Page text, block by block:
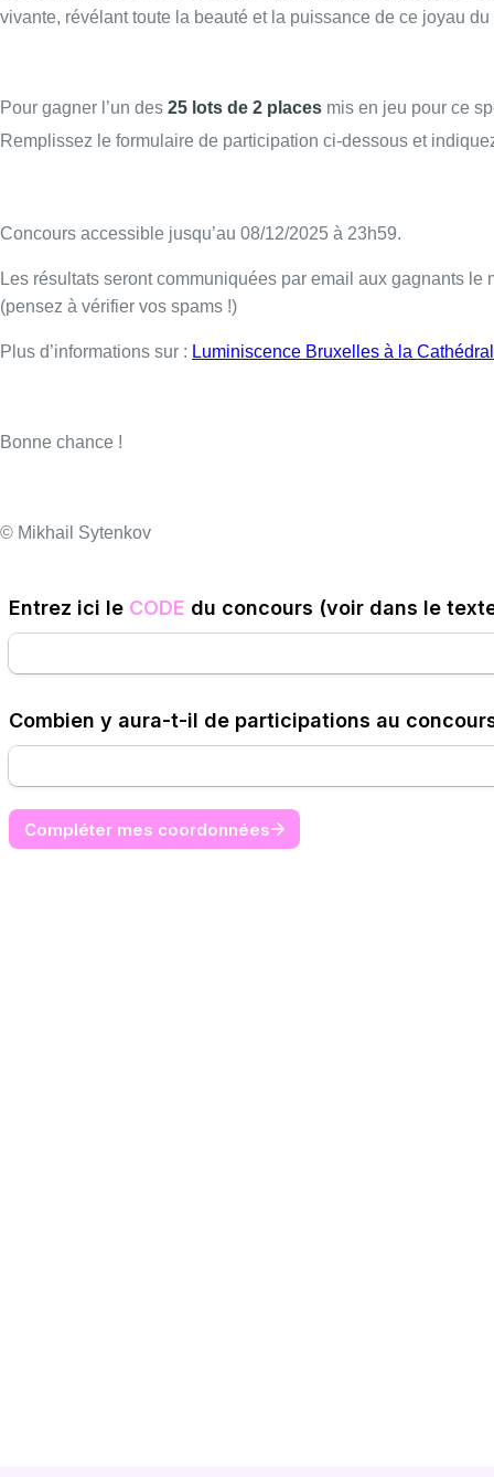
vivante, révélant toute la beauté et la puissance de ce joyau
Pour gagner l’un des 25 lots de 2 places mis en jeu pour ce
Remplissez le formulaire de participation ci-dessous et
Concours accessible jusqu’au 08/12/2025 à 23h59.
Les résultats seront communiquées par email aux gagnants le
(pensez à vérifier vos spams !)
Plus d’informations sur : Luminiscence Bruxelles à la
Bonne chance !
© Mikhail Sytenkov